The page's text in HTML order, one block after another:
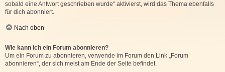
sobald eine Antwort geschrieben wurde“ aktivierst, wird das Thema ebenfalls
für dich abonniert.
Nach oben
Wie kann ich ein Forum abonnieren?
Um ein Forum zu abonnieren, verwende im Forum den Link „Forum
abonnieren“, der sich meist am Ende der Seite befindet.